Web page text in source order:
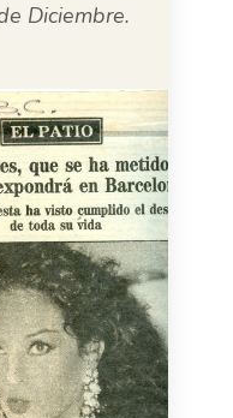
Diciembre.